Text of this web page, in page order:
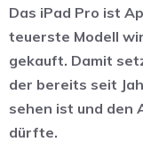
Das iPad Pro ist
teuerste Modell
gekauft. Damit
der bereits seit
sehen ist und den
dürfte.